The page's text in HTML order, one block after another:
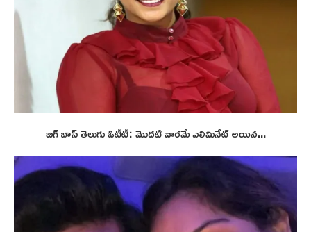
బిగ్ బాస్ తెలుగు ఓటీటీ: మొదటి వారమే ఎలిమినేట్ అయిన...